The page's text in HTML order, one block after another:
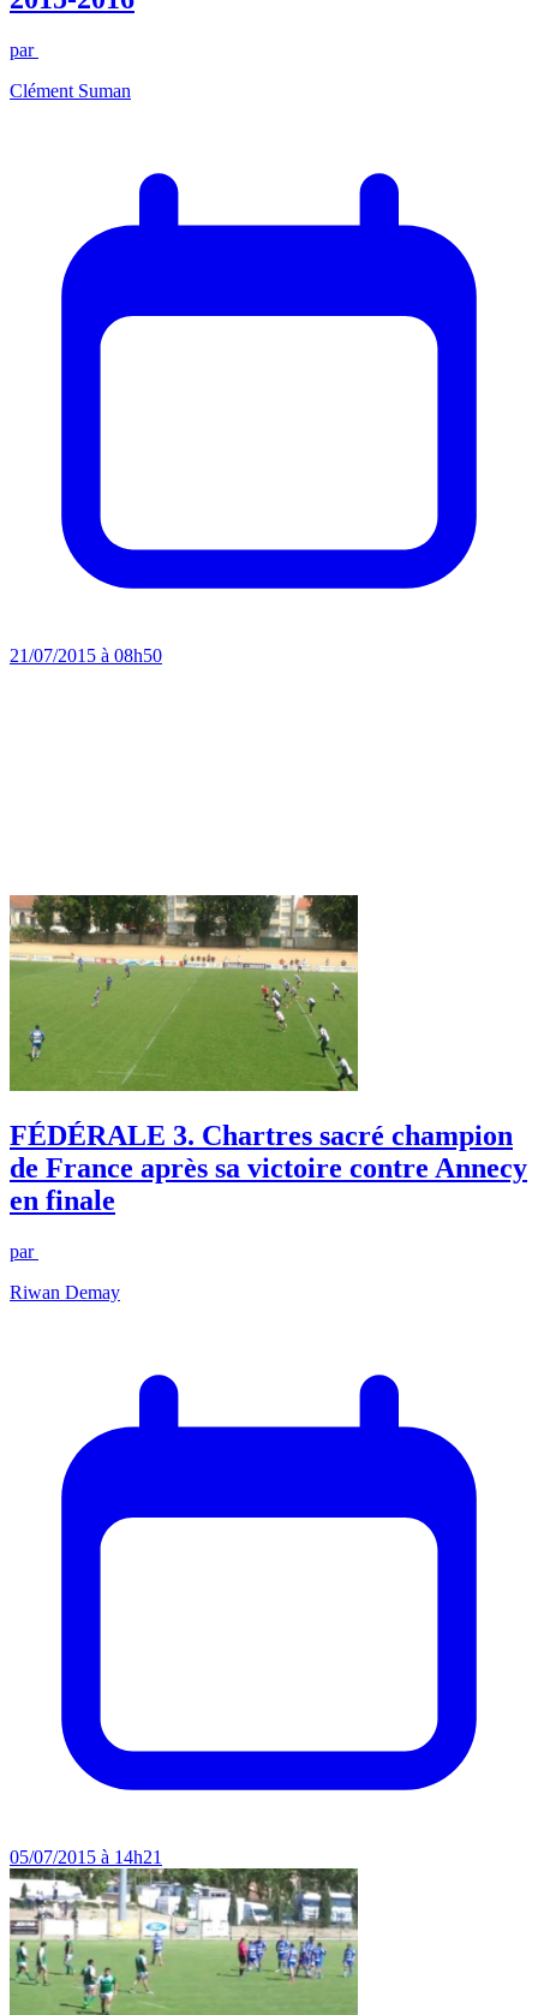
par
Clément Suman
21/07/2015 à 08h50
FÉDÉRALE 3. Chartres sacré champion
de France après sa victoire contre Annecy
en finale
par
Riwan Demay
05/07/2015 à 14h21